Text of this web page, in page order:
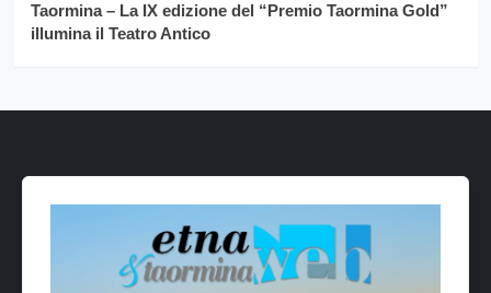
Taormina – La IX edizione del “Premio Taormina Gold”
illumina il Teatro Antico